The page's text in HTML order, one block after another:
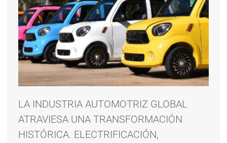
LA INDUSTRIA AUTOMOTRIZ GLOBAL
ATRAVIESA UNA TRANSFORMACIÓN
HISTÓRICA. ELECTRIFICACIÓN,